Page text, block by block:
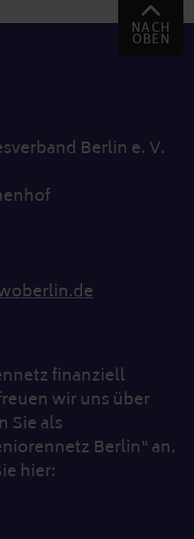
NACH
OBEN
Berlin e. V.
finanziell
wir uns über
Sie als
Berlin“ an.
hier: